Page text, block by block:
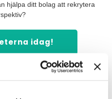
hjälpa ditt bolag att rekrytera
idag!